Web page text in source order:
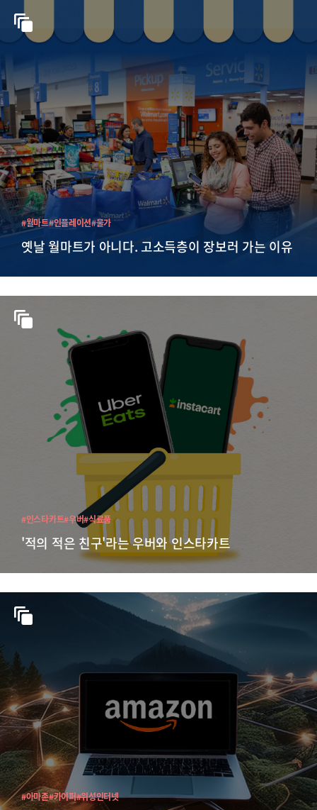
옛날 월마트가 아니다. 고소득층이 장보러 가는 이유
#월마트#인플레이션#물가
'적의 적은 친구'라는 우버와 인스타카트
#인스타카트#우버#식료품
#아마존#카이퍼#위성인터넷